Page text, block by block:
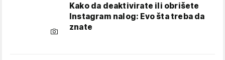
Kako da deaktivirate ili obrišete
Instagram nalog: Evo šta treba da
znate